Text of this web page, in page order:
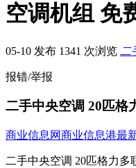
空调机组 免
05-10 发布 1341 次浏览 二
报错/举报
二手中央空调 20匹格
商业信息网商业信息港最
二手中央空调 20匹格力多